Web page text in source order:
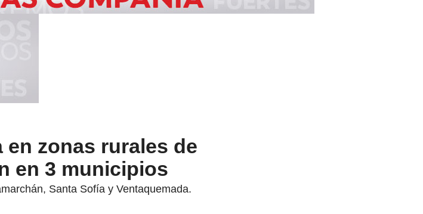
zonas rurales de
en 3 municipios
Santa Sofía y Ventaquemada.